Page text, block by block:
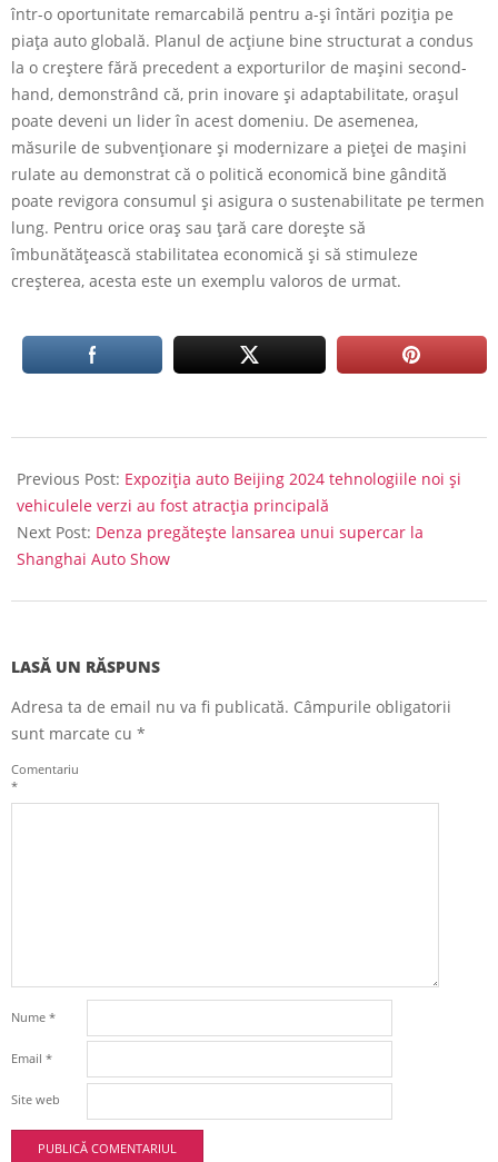
într-o oportunitate remarcabilă pentru a-și întări poziția pe
piața auto globală. Planul de acțiune bine structurat a condus
la o creștere fără precedent a exporturilor de mașini second-
hand, demonstrând că, prin inovare și adaptabilitate, orașul
poate deveni un lider în acest domeniu. De asemenea,
măsurile de subvenționare și modernizare a pieței de mașini
rulate au demonstrat că o politică economică bine gândită
poate revigora consumul și asigura o sustenabilitate pe termen
lung. Pentru orice oraș sau țară care dorește să
îmbunătățească stabilitatea economică și să stimuleze
creșterea, acesta este un exemplu valoros de urmat.
02-
27
Previous Post: Expoziția auto Beijing 2024 tehnologiile noi și
vehiculele verzi au fost atracția principală
Next Post: Denza pregătește lansarea unui supercar la
Shanghai Auto Show
LASĂ UN RĂSPUNS
Adresa ta de email nu va fi publicată. Câmpurile obligatorii
sunt marcate cu *
Comentariu
*
Nume *
Email *
Site web